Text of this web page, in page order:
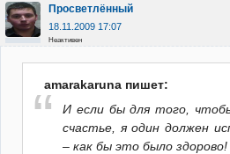
Просветлённый
18.11.2009 17:07
Неактивен
amarakaruna пишет:
И если бы для того,
счастье, я один должен
– как бы это было здорово!